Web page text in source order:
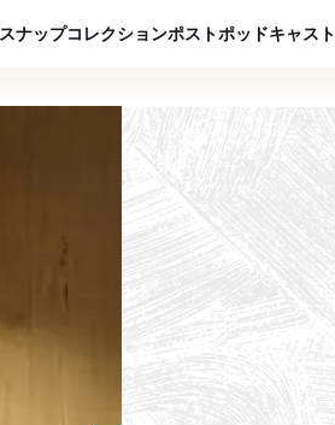
スナップコレクションポストポッドキャスト